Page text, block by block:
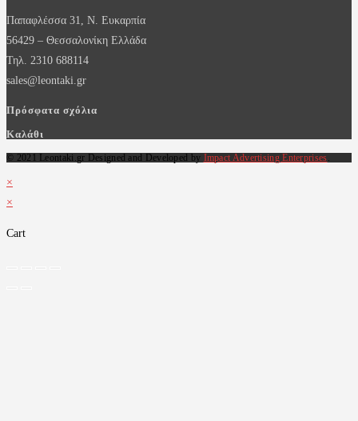
Παπαφλέσσα 31, Ν. Ευκαρπία
56429 – Θεσσαλονίκη Ελλάδα
Τηλ. 2310 688114
sales@leontaki.gr
Πρόσφατα σχόλια
Καλάθι
© 2021 Leontaki.gr Designed and Developed by Impact Advertising Enterprises.
×
×
Cart